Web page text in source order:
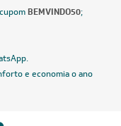
BEMVINDO50;
e economia o ano